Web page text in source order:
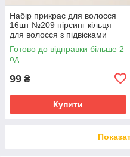
Набір прикрас для волосся
16шт №209 пірсинг кільця
для волосся з підвісками
Готово до відправки більше 2
од.
99 ₴
Купити